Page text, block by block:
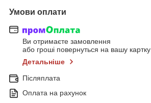
Умови оплати
Ви отримаєте замовлення
або гроші повернуться на вашу картку
Детальніше
Післяплата
Оплата на рахунок